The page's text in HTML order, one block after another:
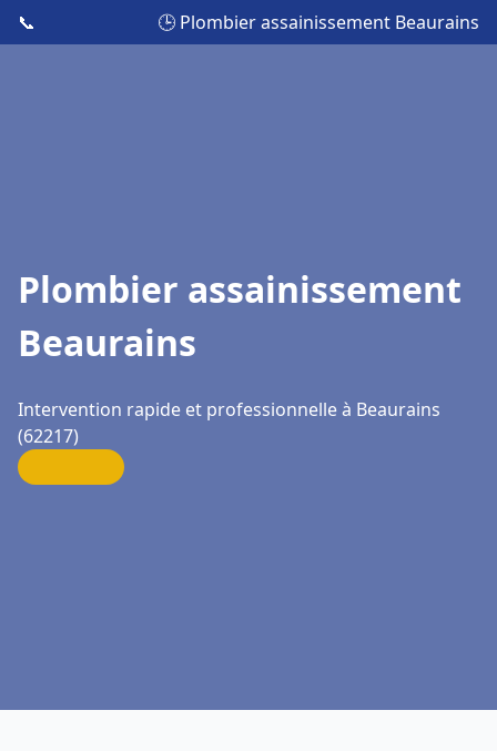
📞 🕒 Plombier assainissement Beaurains
Plombier assainissement
Beaurains
Intervention rapide et professionnelle à Beaurains
(62217)